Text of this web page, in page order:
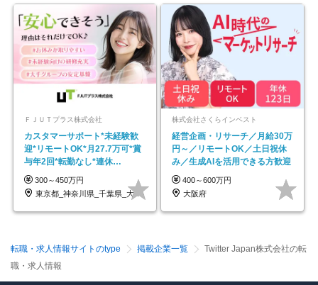
ＦＪＵＴプラス株式会社
カスタマーサポート*未経験歓
迎*リモートOK*月27.7万可*賞
与年2回*転勤なし*連休
OK/ZE010232
300～450万円
東京都_神奈川県_千葉県_大阪府_愛知県…
株式会社さくらインベスト
経営企画・リサーチ／月給30万
円～／リモートOK／土日祝休
み／生成AIを活用できる方歓迎
400～600万円
大阪府
転職・求人情報サイトのtype 掲載企業一覧
Twitter Japan株式会社の転
職・求人情報